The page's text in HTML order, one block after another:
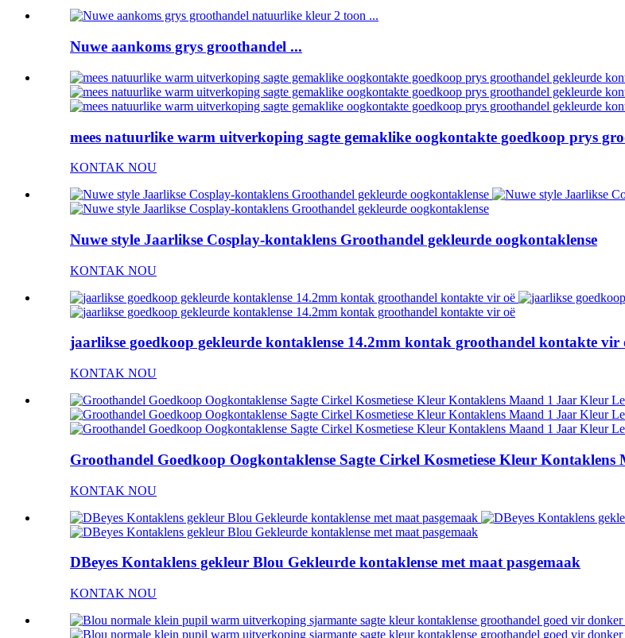
Nuwe aankoms grys groothandel ...
mees natuurlike warm uitverkoping sagte gemaklike oogkontakte goedkoop prys
KONTAK NOU
Nuwe style Jaarlikse Cosplay-kontaklens Groothandel gekleurde oogkontaklense
KONTAK NOU
jaarlikse goedkoop gekleurde kontaklense 14.2mm kontak groothandel kontakte vir
KONTAK NOU
Groothandel Goedkoop Oogkontaklense Sagte Cirkel Kosmetiese Kleur
KONTAK NOU
DBeyes Kontaklens gekleur Blou Gekleurde kontaklense met maat pasgemaak
KONTAK NOU